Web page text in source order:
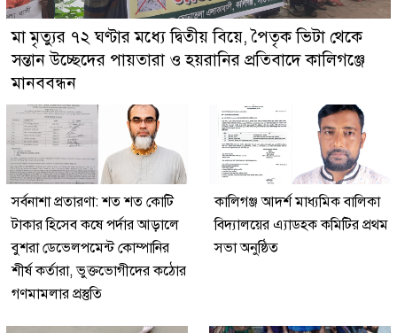
মা মৃত্যুর ৭২ ঘণ্টার মধ্যে দ্বিতীয় বিয়ে, পৈতৃক ভিটা থেকে
সন্তান উচ্ছেদের পায়তারা ও হয়রানির প্রতিবাদে কালিগঞ্জে
মানববন্ধন
সর্বনাশা প্রতারণা: শত শত কোটি
টাকার হিসেব কষে পর্দার আড়ালে
বুশরা ডেভেলপমেন্ট কোম্পানির
শীর্ষ কর্তারা, ভুক্তভোগীদের কঠোর
গণমামলার প্রস্তুতি
কালিগঞ্জ আদর্শ মাধ্যমিক বালিকা
বিদ্যালয়ের এ্যাডহক কমিটির প্রথম
সভা অনুষ্ঠিত